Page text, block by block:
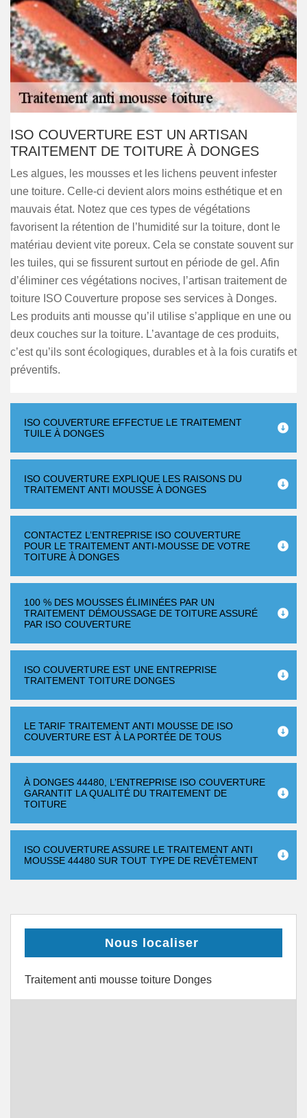
ISO COUVERTURE EST UN ARTISAN
TRAITEMENT DE TOITURE À DONGES
Les algues, les mousses et les lichens peuvent infester
une toiture. Celle-ci devient alors moins esthétique et en
mauvais état. Notez que ces types de végétations
favorisent la rétention de l’humidité sur la toiture, dont le
matériau devient vite poreux. Cela se constate souvent sur
les tuiles, qui se fissurent surtout en période de gel. Afin
d’éliminer ces végétations nocives, l’artisan traitement de
toiture ISO Couverture propose ses services à Donges.
Les produits anti mousse qu’il utilise s’applique en une ou
deux couches sur la toiture. L’avantage de ces produits,
c’est qu’ils sont écologiques, durables et à la fois curatifs et
préventifs.
ISO COUVERTURE EFFECTUE LE TRAITEMENT
TUILE À DONGES
ISO COUVERTURE EXPLIQUE LES RAISONS DU
TRAITEMENT ANTI MOUSSE À DONGES
CONTACTEZ L’ENTREPRISE ISO COUVERTURE
POUR LE TRAITEMENT ANTI-MOUSSE DE VOTRE
TOITURE À DONGES
100 % DES MOUSSES ÉLIMINÉES PAR UN
TRAITEMENT DÉMOUSSAGE DE TOITURE ASSURÉ
PAR ISO COUVERTURE
ISO COUVERTURE EST UNE ENTREPRISE
TRAITEMENT TOITURE DONGES
LE TARIF TRAITEMENT ANTI MOUSSE DE ISO
COUVERTURE EST À LA PORTÉE DE TOUS
À DONGES 44480, L’ENTREPRISE ISO COUVERTURE
GARANTIT LA QUALITÉ DU TRAITEMENT DE
TOITURE
ISO COUVERTURE ASSURE LE TRAITEMENT ANTI
MOUSSE 44480 SUR TOUT TYPE DE REVÊTEMENT
Nous localiser
Traitement anti mousse toiture Donges